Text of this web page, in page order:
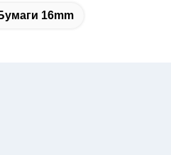
16mm